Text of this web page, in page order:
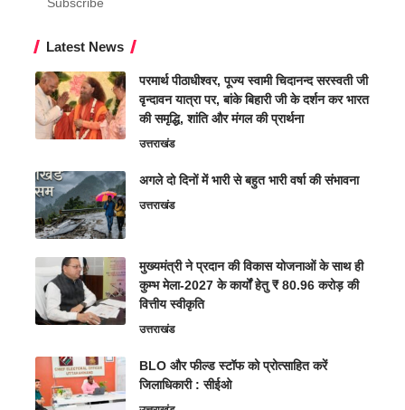
Subscribe
Latest News
परमार्थ पीठाधीश्वर, पूज्य स्वामी चिदानन्द सरस्वती जी
वृन्दावन यात्रा पर, बांके बिहारी जी के दर्शन कर भारत
की समृद्धि, शांति और मंगल की प्रार्थना
उत्तराखंड
अगले दो दिनों में भारी से बहुत भारी वर्षा की संभावना
उत्तराखंड
मुख्यमंत्री ने प्रदान की विकास योजनाओं के साथ ही
कुम्भ मेला-2027 के कार्यों हेतु ₹ 80.96 करोड़ की
वित्तीय स्वीकृति
उत्तराखंड
BLO और फील्ड स्टॉफ को प्रोत्साहित करें
जिलाधिकारी : सीईओ